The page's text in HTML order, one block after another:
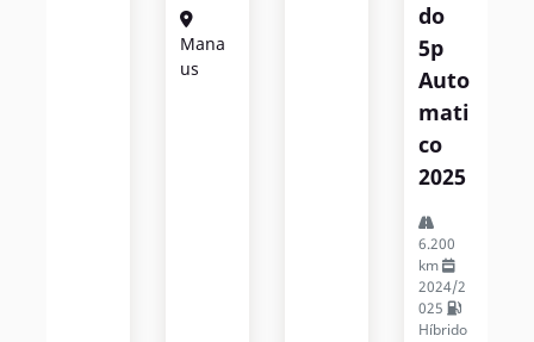
Mana
Us
Do
5p
Auto
Mati
Co
2025
6.200
km
2024/2
025
Híbrido